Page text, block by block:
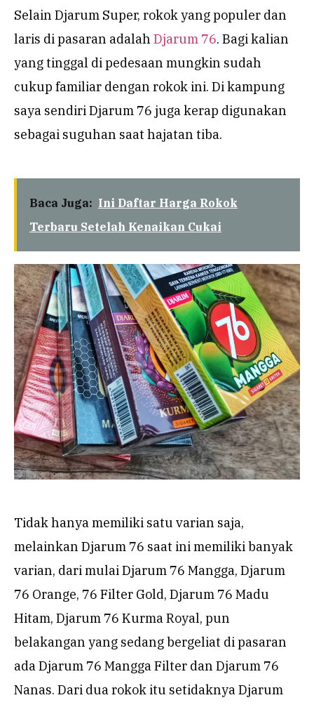
Selain Djarum Super, rokok yang populer dan
laris di pasaran adalah Djarum 76. Bagi kalian
yang tinggal di pedesaan mungkin sudah
cukup familiar dengan rokok ini. Di kampung
saya sendiri Djarum 76 juga kerap digunakan
sebagai suguhan saat hajatan tiba.
Baca Juga: Ini Daftar Harga Rokok
Terbaru Setelah Kenaikan Cukai
Tidak hanya memiliki satu varian saja,
melainkan Djarum 76 saat ini memiliki banyak
varian, dari mulai Djarum 76 Mangga, Djarum
76 Orange, 76 Filter Gold, Djarum 76 Madu
Hitam, Djarum 76 Kurma Royal, pun
belakangan yang sedang bergeliat di pasaran
ada Djarum 76 Mangga Filter dan Djarum 76
Nanas. Dari dua rokok itu setidaknya Djarum